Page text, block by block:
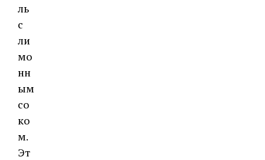
ль
с
ли
мо
нн
ым
со
ко
м.
Эт